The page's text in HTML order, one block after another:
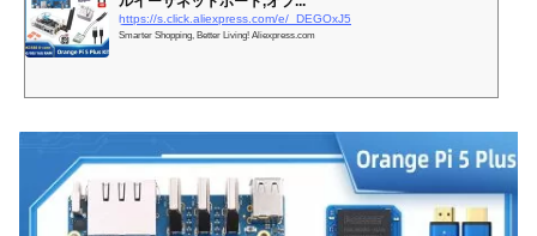
https://s.click.aliexpress.com/e/_DEGOxJ5
Smarter Shopping, Better Living! Aliexpress.com